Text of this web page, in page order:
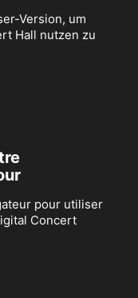
Version, um
Hall nutzen zu
pour utiliser
Concert